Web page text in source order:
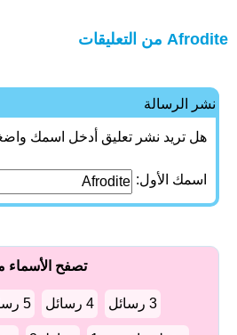
Afrodite من التعليقات
نشر الرسالة
هل تريد نشر تعليق أدخل اسمك
اسمك الأول:
تصفح الأسماء
3 رسائل 4 رسائل 5 رسائل